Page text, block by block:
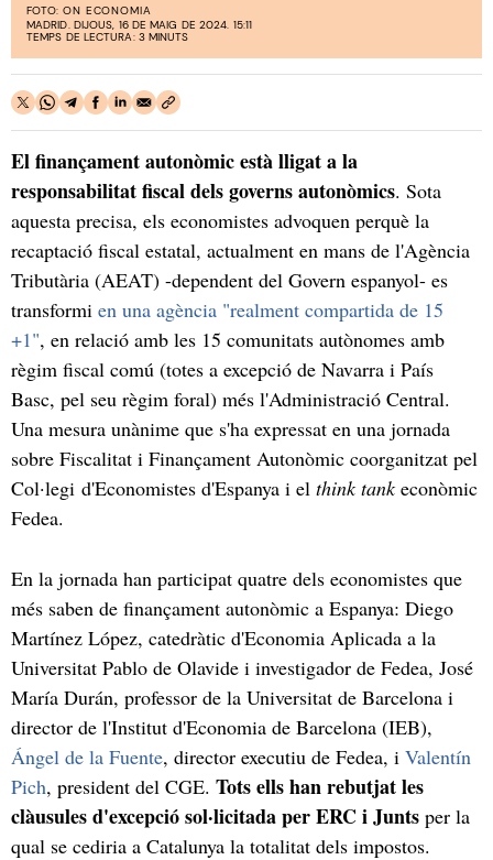
FOTO: ON ECONOMIA
MADRID. DIJOUS, 16 DE MAIG DE 2024. 15:11
TEMPS DE LECTURA: 3 MINUTS
El finançament autonòmic està lligat a la
responsabilitat fiscal dels governs autonòmics. Sota
aquesta precisa, els economistes advoquen perquè la
recaptació fiscal estatal, actualment en mans de l'Agència
Tributària (AEAT) -dependent del Govern espanyol- es
transformi en una agència "realment compartida de 15
+1", en relació amb les 15 comunitats autònomes amb
règim fiscal comú (totes a excepció de Navarra i País
Basc, pel seu règim foral) més l'Administració Central.
Una mesura unànime que s'ha expressat en una jornada
sobre Fiscalitat i Finançament Autonòmic coorganitzat pel
Col·legi d'Economistes d'Espanya i el think tankeconòmic
Fedea.
En la jornada han participat quatre dels economistes que
més saben de finançament autonòmic a Espanya: Diego
Martínez López, catedràtic d'Economia Aplicada a la
Universitat Pablo de Olavide i investigador de Fedea, José
María Durán, professor de la Universitat de Barcelona i
director de l'Institut d'Economia de Barcelona (IEB),
Ángel de la Fuente, director executiu de Fedea, i Valentín
Pich, president del CGE. Tots ells han rebutjat les
clàusules d'excepció sol·licitada per ERC i Junts per la
qual se cediria a Catalunya la totalitat dels impostos.